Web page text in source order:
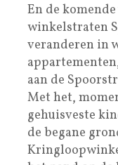
En de
winkelstraten
veranderen in
aan de
Met het,
gehuisveste
de begane